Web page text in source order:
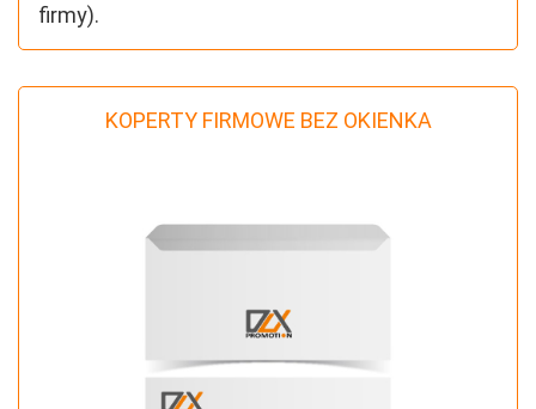
firmy).
KOPERTY FIRMOWE BEZ OKIENKA